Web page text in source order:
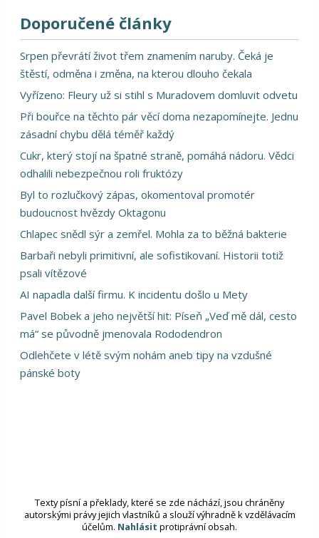
Doporučené články
Srpen převrátí život třem znamením naruby. Čeká je
štěstí, odměna i změna, na kterou dlouho čekala
Vyřízeno: Fleury už si stihl s Muradovem domluvit odvetu
Při bouřce na těchto pár věcí doma nezapomínejte. Jednu
zásadní chybu dělá téměř každý
Cukr, který stojí na špatné straně, pomáhá nádoru. Vědci
odhalili nebezpečnou roli fruktózy
Byl to rozlučkový zápas, okomentoval promotér
budoucnost hvězdy Oktagonu
Chlapec snědl sýr a zemřel. Mohla za to běžná bakterie
Barbaři nebyli primitivní, ale sofistikovaní. Historii totiž
psali vítězové
AI napadla další firmu. K incidentu došlo u Mety
Pavel Bobek a jeho největší hit: Píseň „Veď mě dál, cesto
má“ se původně jmenovala Rododendron
Odlehčete v létě svým nohám aneb tipy na vzdušné
pánské boty
Texty písní a překlady, které se zde náchází, jsou chráněny
autorskými právy jejich vlastníků a slouží výhradně k vzdělávacím
účelům. Nahlásit protiprávní obsah.